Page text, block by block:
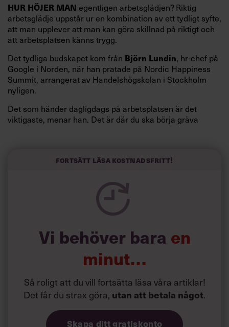
HUR HÖJER MAN egentligen arbetsglädjen? Riktig
arbetsglädje uppstår ur en kombination av ett tydligt syfte,
att man upplever att man kan göra skillnad på riktigt och
att arbetsplatsen känns trygg.
Det tydliga budskapet kom från Björn Lundin, hr-chef på
Google i Norden, när han pratade på Nordic Happiness
Summit, arrangerat av Handelshögskolan i Stockholm
nyligen.
Det som händer dagligdags på arbetsplatsen är det
viktigaste, menar han. Det är där du ska börja gräva
och höjt arbetsglädjen på Google:
Fortsätt läsa kostnadsfritt!
Vi behöver bara en
minut…
Så roligt att du vill fortsätta läsa våra artiklar!
Det får du strax göra, utan att betala något.
Skapa ditt gratiskonto